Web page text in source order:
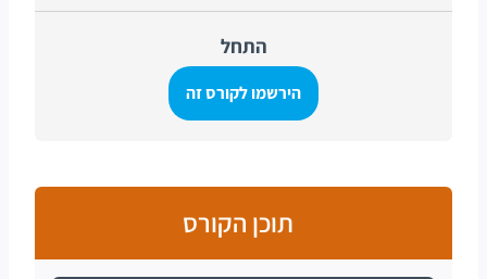
התחל
הירשמו לקורס זה
תוכן הקורס